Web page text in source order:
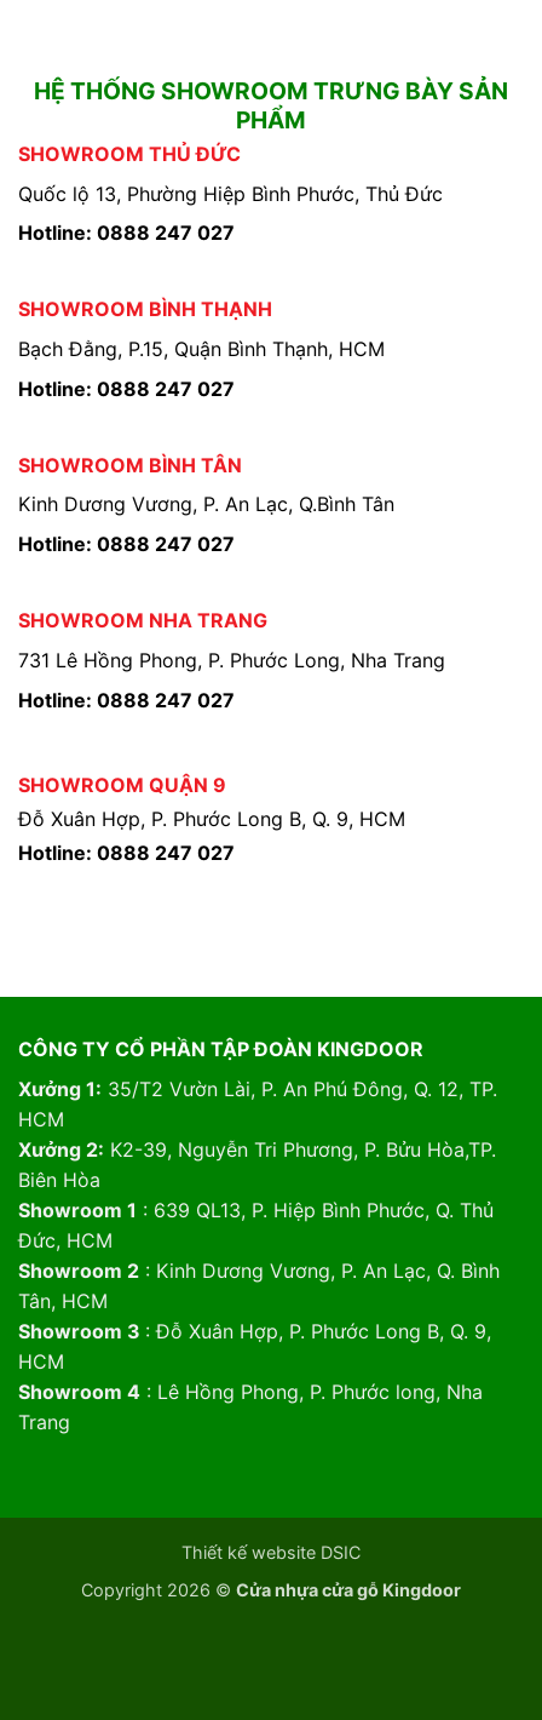
HỆ THỐNG SHOWROOM TRƯNG BÀY SẢN
PHẨM
SHOWROOM THỦ ĐỨC
Quốc lộ 13, Phường Hiệp Bình Phước, Thủ Đức
Hotline: 0888 247 027
SHOWROOM BÌNH THẠNH
Bạch Đằng, P.15, Quận Bình Thạnh, HCM
Hotline: 0888 247 027
SHOWROOM BÌNH TÂN
Kinh Dương Vương, P. An Lạc, Q.Bình Tân
Hotline: 0888 247 027
SHOWROOM NHA TRANG
731 Lê Hồng Phong, P. Phước Long, Nha Trang
Hotline: 0888 247 027
SHOWROOM QUẬN 9
Đỗ Xuân Hợp, P. Phước Long B, Q. 9, HCM
Hotline: 0888 247 027
CÔNG TY CỔ PHẦN TẬP ĐOÀN KINGDOOR
Xưởng 1: 35/T2 Vườn Lài, P. An Phú Đông, Q. 12, TP.
HCM
Xưởng 2: K2-39, Nguyễn Tri Phương, P. Bửu Hòa,TP.
Biên Hòa
Showroom 1 : 639 QL13, P. Hiệp Bình Phước, Q. Thủ
Đức, HCM
Showroom 2: Kinh Dương Vương, P. An Lạc, Q. Bình
Tân, HCM
Showroom 3 : Đỗ Xuân Hợp, P. Phước Long B, Q. 9,
HCM
Showroom 4: Lê Hồng Phong, P. Phước long, Nha
Trang
Thiết kế website DSIC
Copyright 2026 © Cửa nhựa cửa gỗ Kingdoor